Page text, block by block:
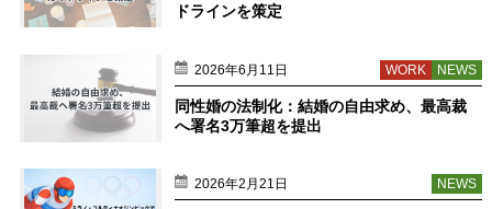
ドラインを策定
2026年6月11日 NEWS
WORK
同性婚の法制化：結婚の自由求め、最高裁
へ署名3万筆超を提出
2026年2月21日 NEWS